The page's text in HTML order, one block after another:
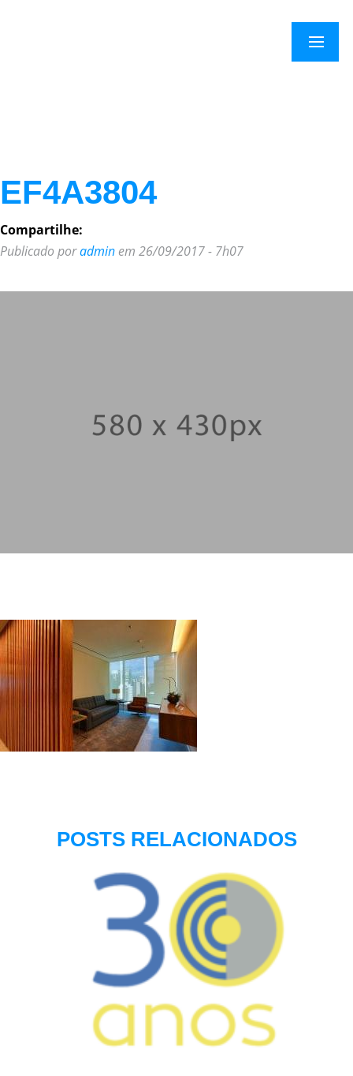
×
Menu
EF4A3804
Compartilhe:
Publicado poradmin em 26/09/2017 - 7h07
POSTS RELACIONADOS